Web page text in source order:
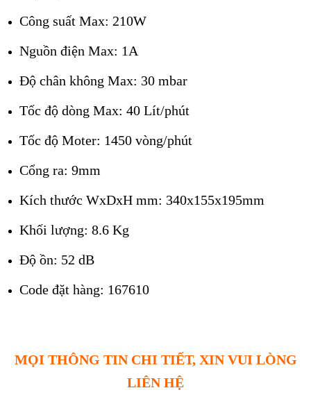
Công suất Max: 210W
Nguồn điện Max: 1A
Độ chân không Max: 30 mbar
Tốc độ dòng Max: 40 Lít/phút
Tốc độ Moter: 1450 vòng/phút
Cổng ra: 9mm
Kích thước WxDxH mm: 340x155x195mm
Khối lượng: 8.6 Kg
Độ ồn: 52 dB
Code đặt hàng: 167610
MỌI THÔNG TIN CHI TIẾT, XIN VUI LÒNG
LIÊN HỆ